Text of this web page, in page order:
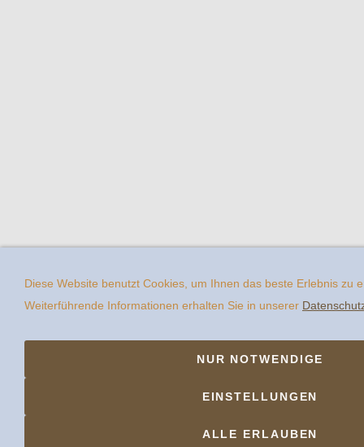
Diese Website benutzt Cookies, um Ihnen das beste Erlebnis zu
Weiterführende Informationen erhalten Sie in unserer
NUR NOTWENDIGE
EINSTELLUNGEN
ALLE ERLAUBEN